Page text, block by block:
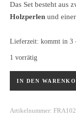
Das Set besteht aus
Holzperlen und
Lieferzeit: kommt in 3
1 vorrätig
IN DEN
Artikelnummer: